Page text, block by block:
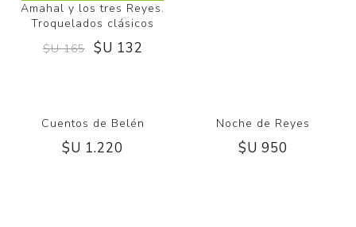
Amahal y los tres Reyes.
Troquelados clásicos
$U 165 $U 132
Noche de Reyes
$U 950